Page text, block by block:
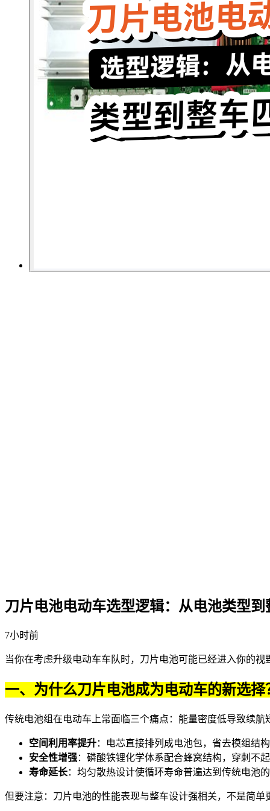
刀片电池电动车选型逻辑：从电池类型到
7小时前
当你在考虑升级电动车车队时，刀片电池可能已经进入你的
一、为什么刀片电池成为电动车的新选择
传统电池组在电动车上常面临三个痛点：能量密度低导致续
空间利用率提升：电芯直接排列成电池包，省去模组结
安全性增强：磷酸铁锂化学体系配合蜂窝结构，穿刺不
寿命延长：均匀散热设计使循环寿命普遍达到传统电池
但要注意：刀片电池的性能表现与整车设计强相关，不是简